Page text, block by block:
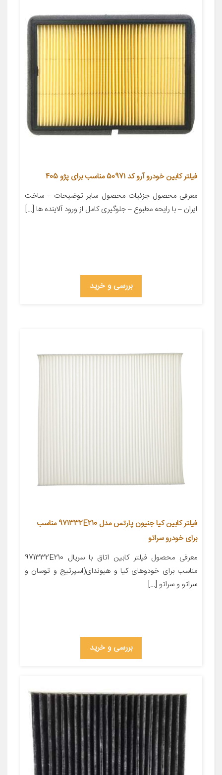
فیلتر کابین خودرو آرو کد 50971 مناسب برای پژو 405
معرفی محصول جزئیات محصول سایر توضیحات – ساخت
ایران – با رایحه مطبوع – جلوگیری کامل از ورود آلاینده ها […]
بررسی و خرید
فیلتر کابین کیا جنیون پارتس مدل 971332E210 مناسب
برای خودرو سراتو
معرفی محصول فیلتر کابین اتاق با سریال 971332E210
مناسب برای خودوهای کیا و هیوندای(اسپرتیج و توسان و
سراتو و سراتو […]
بررسی و خرید